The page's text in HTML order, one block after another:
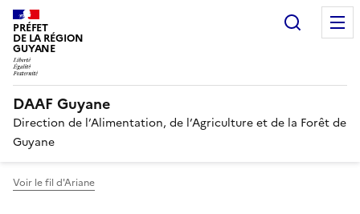
PRÉFET
DE LA RÉGION
GUYANE
DAAF Guyane
Direction de l’Alimentation, de l’Agriculture et de la Forêt de
Guyane
Voir le fil d'Ariane